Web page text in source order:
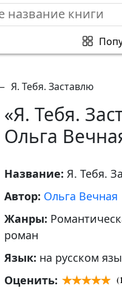
Я. Тебя. Заставлю
«Я. Тебя.
Ольга
Название: Я. Тебя.
Автор: Ольга Вечная
Жанры:
роман
Язык: на русском
Оценить:
(